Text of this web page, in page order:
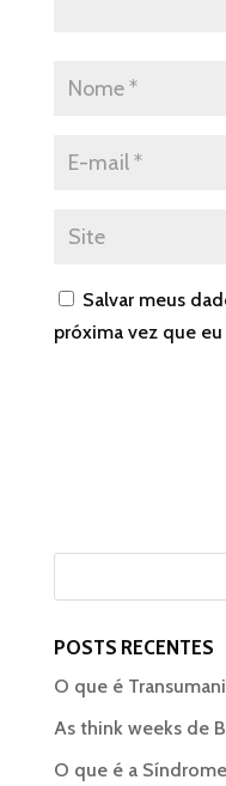
Salvar meus
próxima vez que
POSTS RECENTES
O que é
As think weeks de
O que é a